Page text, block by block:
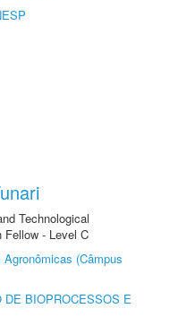
Technological
Fellow - Level C
(Câmpus
DE BIOPROCESSOS E